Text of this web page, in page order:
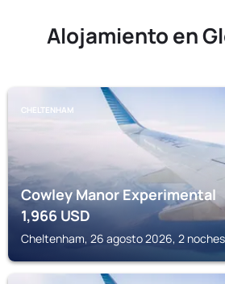
Alojamiento en
CHELTENHAM
Cowley Manor Experimental
1,966USD
Cheltenham, 26 agosto 2026, 2 noches